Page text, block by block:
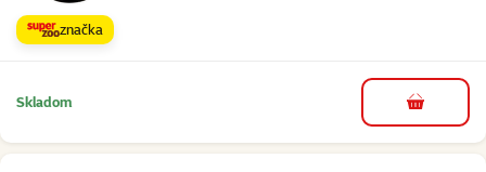
značka
Skladom do košíka